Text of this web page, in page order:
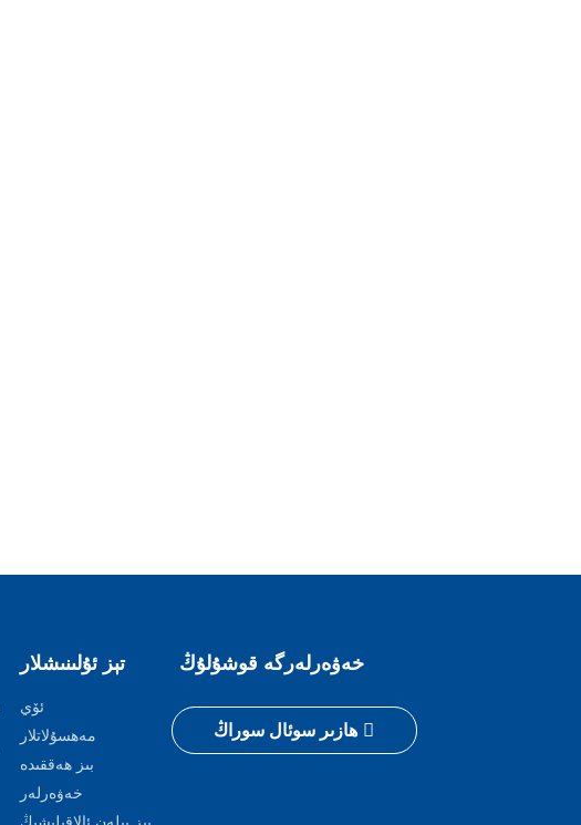
تېز ئۇلىنىشلار
ئۆي
مەھسۇلاتلار
بىز ھەققىدە
خەۋەرلەر
خەۋەرلەرگە قوشۇلۇڭ
ھازىر سوئال سوراڭ